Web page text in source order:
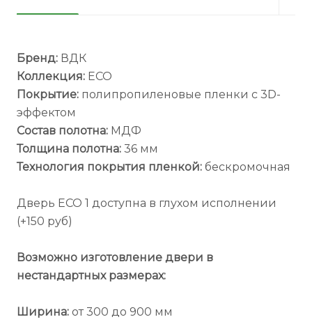
Бренд: ВДК
Коллекция: ECO
Покрытие: полипропиленовые пленки с 3D-
эффектом
Состав полотна: МДФ
Толщина полотна: 36 мм
Технология покрытия пленкой: бескромочная
Дверь ECO 1 доступна в глухом исполнении
(+150 руб)
Возможно изготовление двери в
нестандартных размерах:
Ширина: от 300 до 900 мм